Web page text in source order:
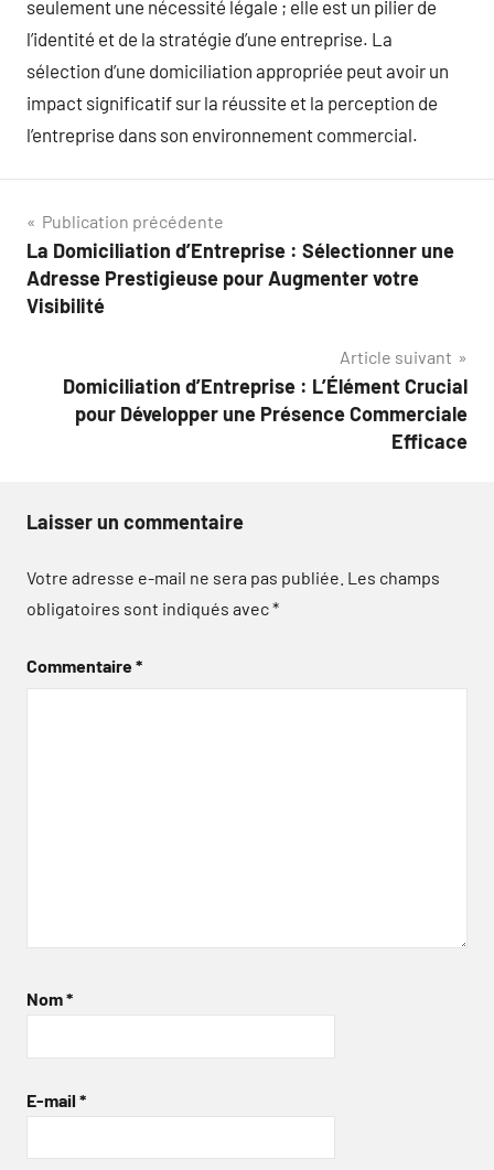
seulement une nécessité légale ; elle est un pilier de
l’identité et de la stratégie d’une entreprise. La
sélection d’une domiciliation appropriée peut avoir un
impact significatif sur la réussite et la perception de
l’entreprise dans son environnement commercial.
Navigation
de
l’article
Publication précédente
La Domiciliation d’Entreprise : Sélectionner une
Adresse Prestigieuse pour Augmenter votre
Visibilité
Article suivant
Domiciliation d’Entreprise : L’Élément Crucial
pour Développer une Présence Commerciale
Efficace
Laisser un commentaire
Votre adresse e-mail ne sera pas publiée. Les champs
obligatoires sont indiqués avec*
Commentaire*
Nom*
E-mail *